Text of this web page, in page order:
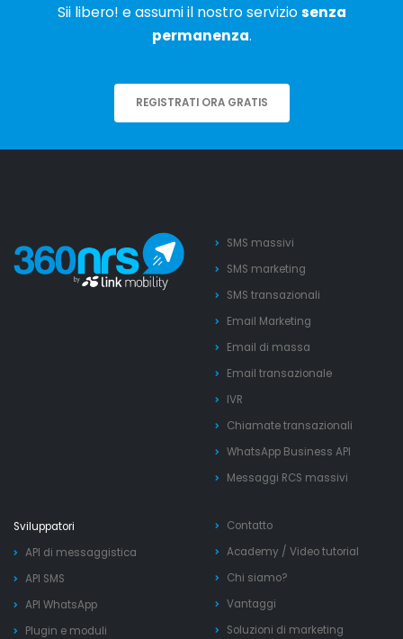
Sii libero! e assumi il nostro serviziosenza
permanenza.
REGISTRATI ORA GRATIS
SMS massivi
SMS marketing
SMS transazionali
Email Marketing
Email di massa
Email transazionale
IVR
Chiamate transazionali
WhatsApp Business API
Messaggi RCS massivi
Sviluppatori
API di messaggistica
API SMS
API WhatsApp
Plugin e moduli
Contatto
Academy / Video tutorial
Chi siamo?
Vantaggi
Soluzioni di marketing